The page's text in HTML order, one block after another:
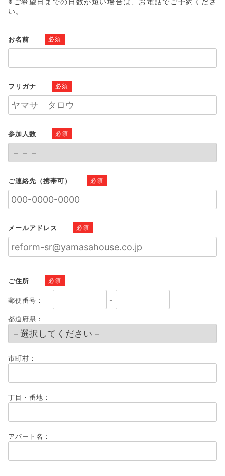
い。
お名前 必須
フリガナ 必須
参加人数 必須
ご連絡先（携帯可） 必須
メールアドレス 必須
ご住所 必須
郵便番号： -
都道府県：
市町村：
丁目・番地：
アパート名：